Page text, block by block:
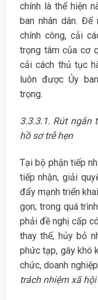
chính là thể hiện
ban nhân dân.
chính công, cải
trọng tâm của cơ
cải cách thủ tục
luôn được Ủy
trọng.
3.3.3.1. Rút ngắn
hồ sơ trễ hẹn
Tại bộ phận tiếp
tiếp nhận, giải
đẩy mạnh triển
gọn; trong quá
phải đề nghị cấp
thay thế, hủy bỏ
phức tạp, gây khó
chức, doanh
trách nhiệm xã